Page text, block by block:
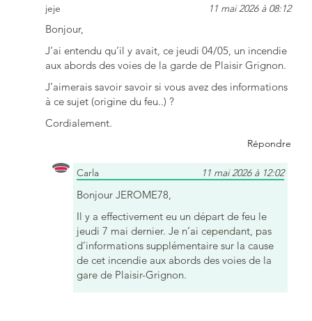
jeje 11 mai 2026 à 08:12
Bonjour,
J’ai entendu qu’il y avait, ce jeudi 04/05, un incendie
aux abords des voies de la garde de Plaisir Grignon.
J’aimerais savoir savoir si vous avez des informations
à ce sujet (origine du feu..) ?
Cordialement.
Répondre
Carla 11 mai 2026 à 12:02
Bonjour JEROME78,
Il y a effectivement eu un départ de feu le
jeudi 7 mai dernier. Je n’ai cependant, pas
d’informations supplémentaire sur la cause
de cet incendie aux abords des voies de la
gare de Plaisir-Grignon.